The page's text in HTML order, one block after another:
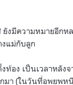
ยังมีความหมายอีก
งแม่กับลูก
ท้อง เป็นเวลาหลัง
มา (ในวันที่อพยพห